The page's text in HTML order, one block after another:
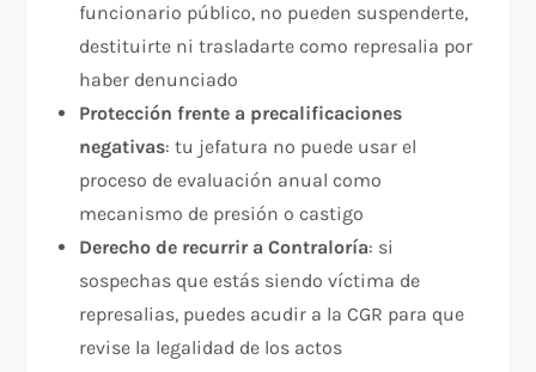
funcionario público, no pueden suspenderte,
destituirte ni trasladarte como represalia por
haber denunciado
Protección frente a precalificaciones
negativas: tu jefatura no puede usar el
proceso de evaluación anual como
mecanismo de presión o castigo
Derecho de recurrir a Contraloría: si
sospechas que estás siendo víctima de
represalias, puedes acudir a la CGR para que
revise la legalidad de los actos